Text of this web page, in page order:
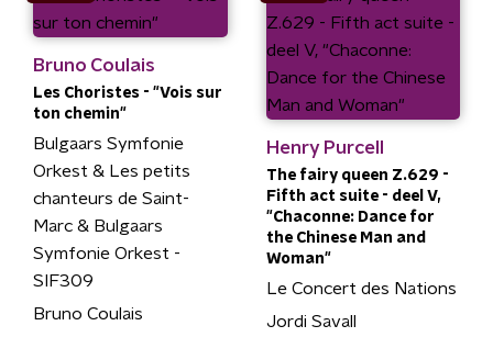
Bruno Coulais
Les Choristes - "Vois sur
ton chemin"
Bulgaars Symfonie
Orkest & Les petits
chanteurs de Saint-
Marc & Bulgaars
Symfonie Orkest -
SIF309
Bruno Coulais
Henry Purcell
The fairy queen Z.629 -
Fifth act suite - deel V,
"Chaconne: Dance for
the Chinese Man and
Woman"
Le Concert des Nations
Jordi Savall